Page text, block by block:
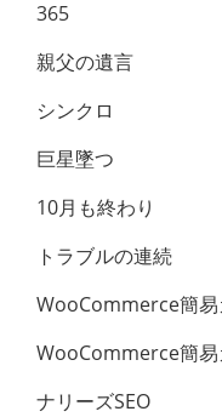
365
親父の遺言
シンクロ
巨星墜つ
10月も終わり
トラブルの連続
WooCommerce簡
WooCommerce簡
ナリーズSEO